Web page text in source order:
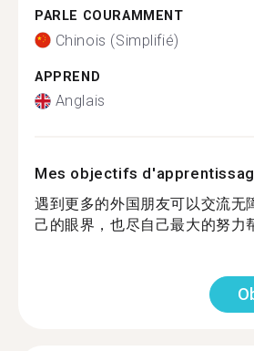
PARLE COURAMMENT
Chinois (Simplifié)
APPREND
Anglais
Mes objectifs
遇到更多的外国朋友可以交流无
己的眼界，也尽自己最大的努力